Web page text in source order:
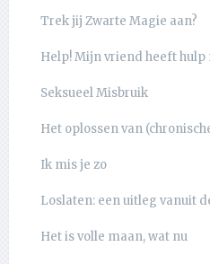
Trek jij Zwarte Magie aan?
Help! Mijn vriend heeft hulp
Seksueel Misbruik
Het oplossen van
Ik mis je zo
Loslaten: een uitleg vanuit
Het is volle maan, wat nu